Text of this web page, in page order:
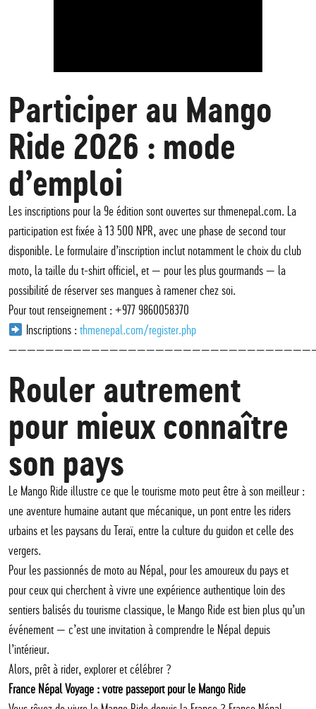
Participer au Mango
Ride 2026 : mode
d’emploi
Les inscriptions pour la 9e édition sont ouvertes sur thmenepal.com. La
participation est fixée à 13 500 NPR, avec une phase de second tour
disponible. Le formulaire d’inscription inclut notamment le choix du club
moto, la taille du t-shirt officiel, et — pour les plus gourmands — la
possibilité de réserver ses mangues à ramener chez soi.
Pour tout renseignement : +977 9860058370
Inscriptions :thmenepal.com/register.php
Rouler autrement
pour mieux connaître
son pays
Le Mango Ride illustre ce que le tourisme moto peut être à son meilleur :
une aventure humaine autant que mécanique, un pont entre les riders
urbains et les paysans du Teraï, entre la culture du guidon et celle des
vergers.
Pour les passionnés de moto au Népal, pour les amoureux du pays et
pour ceux qui cherchent à vivre une expérience authentique loin des
sentiers balisés du tourisme classique, le Mango Ride est bien plus qu’un
événement — c’est une invitation à comprendre le Népal depuis
l’intérieur.
Alors, prêt à rider, explorer et célébrer ?
France Népal Voyage : votre passeport pour le Mango Ride